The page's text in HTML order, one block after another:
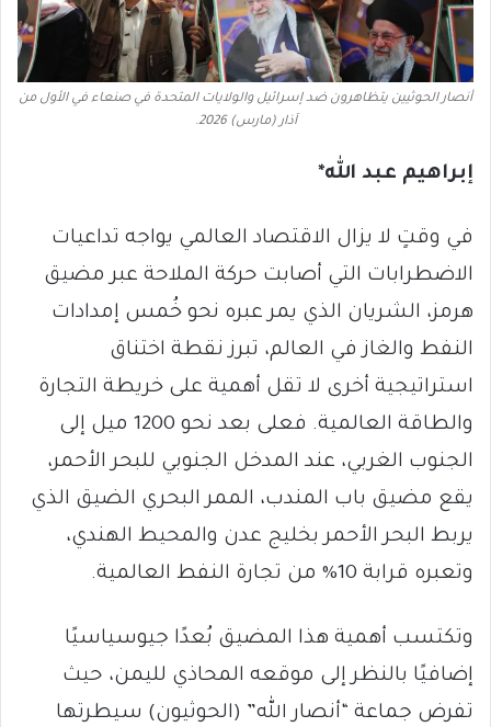
أنصار الحوثيين يتظاهرون ضد إسرائيل والولايات المتحدة في صنعاء في الأول من
آذار (مارس) 2026.
إبراهيم عبد الله*
في وقتٍ لا يزال الاقتصاد العالمي يواجه تداعيات
الاضطرابات التي أصابت حركة الملاحة عبر مضيق
هرمز، الشريان الذي يمر عبره نحو خُمس إمدادات
النفط والغاز في العالم، تبرز نقطة اختناق
استراتيجية أخرى لا تقل أهمية على خريطة التجارة
والطاقة العالمية. فعلى بعد نحو 1200 ميل إلى
الجنوب الغربي، عند المدخل الجنوبي للبحر الأحمر،
يقع مضيق باب المندب، الممر البحري الضيق الذي
يربط البحر الأحمر بخليج عدن والمحيط الهندي،
وتعبره قرابة 10% من تجارة النفط العالمية.
وتكتسب أهمية هذا المضيق بُعدًا جيوسياسيًا
إضافيًا بالنظر إلى موقعه المحاذي لليمن، حيث
تفرض جماعة “أنصار الله” (الحوثيون) سيطرتها